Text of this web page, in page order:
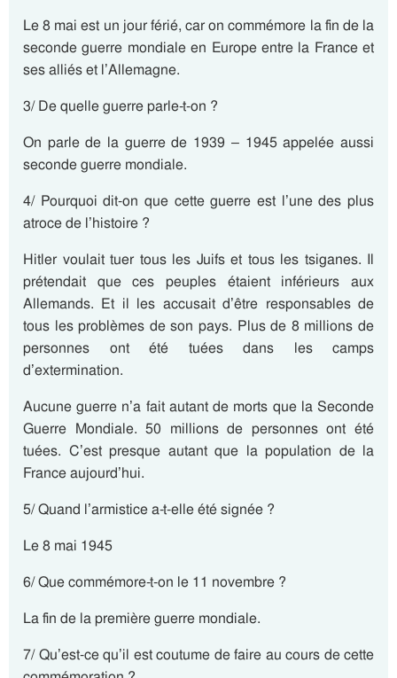
Le 8 mai est un jour férié, car on commémore la fin de la
seconde guerre mondiale en Europe entre la France et
ses alliés et l’Allemagne.
3/ De quelle guerre parle-t-on ?
On parle de la guerre de 1939 – 1945 appelée aussi
seconde guerre mondiale.
4/ Pourquoi dit-on que cette guerre est l’une des plus
atroce de l’histoire ?
Hitler voulait tuer tous les Juifs et tous les tsiganes. Il
prétendait que ces peuples étaient inférieurs aux
Allemands. Et il les accusait d’être responsables de
tous les problèmes de son pays. Plus de 8 millions de
personnes ont été tuées dans les camps
d’extermination.
Aucune guerre n’a fait autant de morts que la Seconde
Guerre Mondiale. 50 millions de personnes ont été
tuées. C’est presque autant que la population de la
France aujourd’hui.
5/ Quand l’armistice a-t-elle été signée ?
Le 8 mai 1945
6/ Que commémore-t-on le 11 novembre ?
La fin de la première guerre mondiale.
7/ Qu’est-ce qu’il est coutume de faire au cours de cette